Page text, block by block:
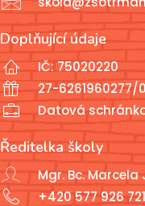
Doplňující údaje
IČ: 75020220
27-6261960277/
Datová
Ředitelka školy
Mgr. Bc.
+420 577 926 721